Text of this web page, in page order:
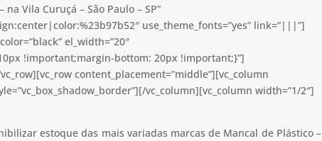
Vila Curuçá – São Paulo – SP”
use_theme_fonts=”yes” link=”|||”]
el_width=”20″
!important;margin-bottom: 20px !important;}”]
content_placement=”middle”][vc_column
vc_column][vc_column width=”1/2″]
estoque das mais variadas marcas de Mancal de Plástico –